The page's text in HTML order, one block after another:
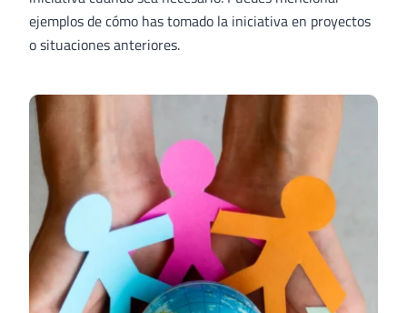
ejemplos de cómo has tomado la iniciativa en proyectos
o situaciones anteriores.